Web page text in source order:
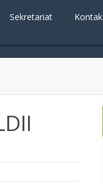
Sekretariat Kontak